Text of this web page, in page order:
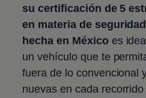
su certificación de 5
en materia de seguridad
hecha en Méxicoes
un vehículo que te
fuera de lo convencional
nuevas en cada